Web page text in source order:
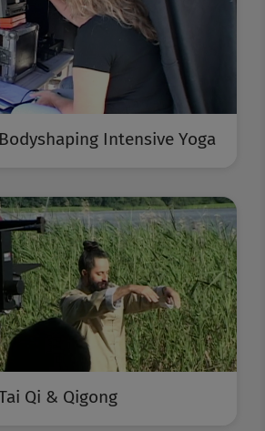
Intensive Yoga
Qi & Qigong